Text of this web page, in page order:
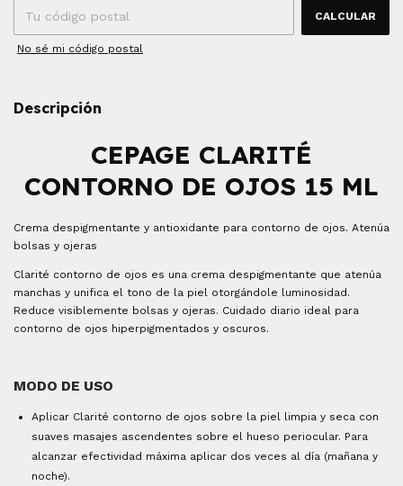
CALCULAR
No sé mi código postal
Descripción
CEPAGE CLARITÉ
CONTORNO DE OJOS 15 ML
Crema despigmentante y antioxidante para contorno de ojos. Atenúa
bolsas y ojeras
Clarité contorno de ojos es una crema despigmentante que atenúa
manchas y unifica el tono de la piel otorgándole luminosidad.
Reduce visiblemente bolsas y ojeras. Cuidado diario ideal para
contorno de ojos hiperpigmentados y oscuros.
MODO DE USO
Aplicar Clarité contorno de ojos sobre la piel limpia y seca con
suaves masajes ascendentes sobre el hueso periocular. Para
alcanzar efectividad máxima aplicar dos veces al día (mañana y
noche).